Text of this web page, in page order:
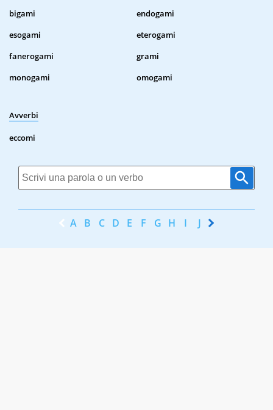
bigami
endogami
esogami
eterogami
fanerogami
grami
monogami
omogami
Avverbi
eccomi
A B C D E F G H I J K